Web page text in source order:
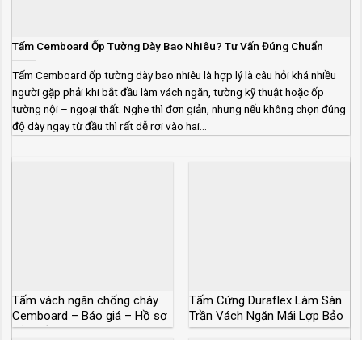
Tấm Cemboard Ốp Tường Dày Bao Nhiêu? Tư Vấn Đúng Chuẩn
Tấm Cemboard ốp tường dày bao nhiêu là hợp lý là câu hỏi khá nhiều
người gặp phải khi bắt đầu làm vách ngăn, tường kỹ thuật hoặc ốp
tường nội – ngoại thất. Nghe thì đơn giản, nhưng nếu không chọn đúng
độ dày ngay từ đầu thì rất dễ rơi vào hai...
Tấm vách ngăn chống cháy
Cemboard – Báo giá – Hồ sơ
kỹ thuật
Tấm Cứng Duraflex Làm Sàn
Trần Vách Ngăn Mái Lợp Bảo
Hành 50 Năm